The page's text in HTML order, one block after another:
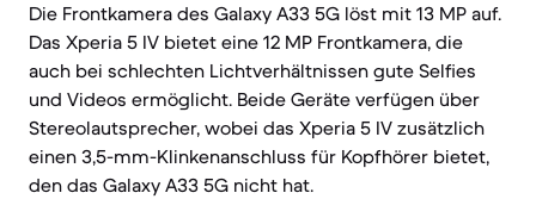
Die Frontkamera des Galaxy A33 5G löst mit 13 MP auf.
Das Xperia 5 IV bietet eine 12 MP Frontkamera, die
auch bei schlechten Lichtverhältnissen gute Selfies
und Videos ermöglicht. Beide Geräte verfügen über
Stereolautsprecher, wobei das Xperia 5 IV zusätzlich
einen 3,5-mm-Klinkenanschluss für Kopfhörer bietet,
den das Galaxy A33 5G nicht hat.